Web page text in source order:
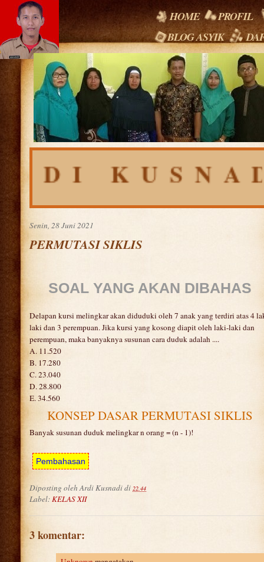
HOME
PROFIL
BLOG ASYIK
Senin, 28 Juni 2021
PERMUTASI SIKLIS
SOAL YANG AKAN DIBAHAS
Delapan kursi melingkar akan diduduki oleh 7 anak yang terdiri atas 4
laki dan 3 perempuan. Jika kursi yang kosong diapit oleh laki-laki dan
perempuan, maka banyaknya susunan cara duduk adalah ....
A. 11.520
B. 17.280
C. 23.040
D. 28.800
E. 34.560
KONSEP DASAR PERMUTASI SIKLIS
Banyak susunan duduk melingkar n orang = (n - 1)!
Diposting olehArdi Kusnadidi 22.44
Label:KELAS XII
3 komentar: